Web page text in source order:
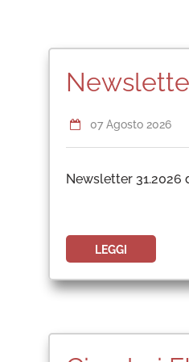
07 Agosto 2026
Newsletter
LEGGI